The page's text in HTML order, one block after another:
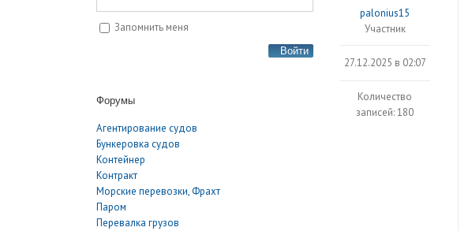
palonius15
Участник
27.12.2025 в 02:07
Количество
записей: 180
Запомнить меня
Войти
Форумы
Агентирование судов
Бункеровка судов
Контейнер
Контракт
Морские перевозки, Фрахт
Паром
Перевалка грузов